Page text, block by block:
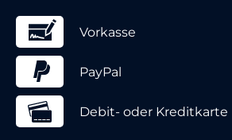
Vorkasse
PayPal
Debit- oder Kreditkarte